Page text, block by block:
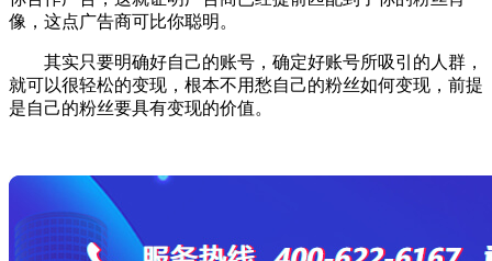
像，这点广告商可比你聪明。
其实只要明确好自己的账号，确定好账号所吸引的人群，
就可以很轻松的变现，根本不用愁自己的粉丝如何变现，前提
是自己的粉丝要具有变现的价值。